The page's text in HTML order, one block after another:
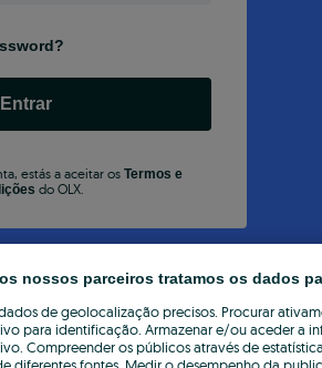
Entrar
estás a aceitar os Termos e
do OLX.
nossos parceiros tratamos os dados
de geolocalização precisos. Procurar
para identificação. Armazenar e/ou aceder a
Compreender os públicos através de